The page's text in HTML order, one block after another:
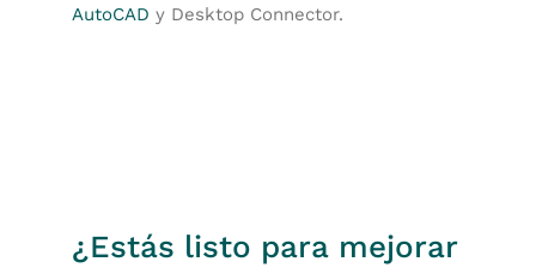
AutoCAD y Desktop Connector.
¿Estás listo para mejorar